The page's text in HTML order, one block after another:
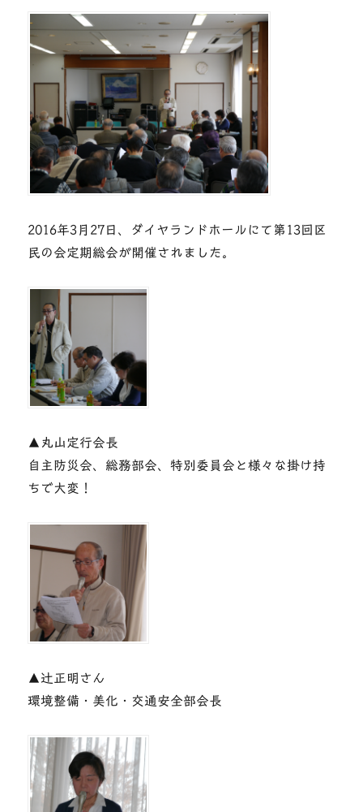
会
2016年3月27日、ダイヤランドホールにて第13回区
民の会定期総会が開催されました。
▲丸山定行会長
自主防災会、総務部会、特別委員会と様々な掛け持
ちで大変！
▲辻正明さん
環境整備・美化・交通安全部会長